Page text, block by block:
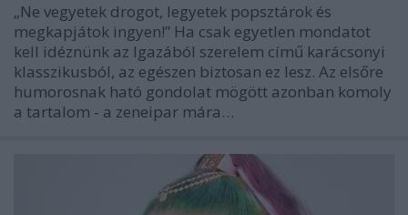
„Ne vegyetek drogot, legyetek popsztárok és
megkapjátok ingyen!” Ha csak egyetlen mondatot
kell idéznünk az Igazából szerelem című karácsonyi
klasszikusból, az egészen biztosan ez lesz. Az elsőre
humorosnak ható gondolat mögött azonban komoly
a tartalom - a zeneipar mára…